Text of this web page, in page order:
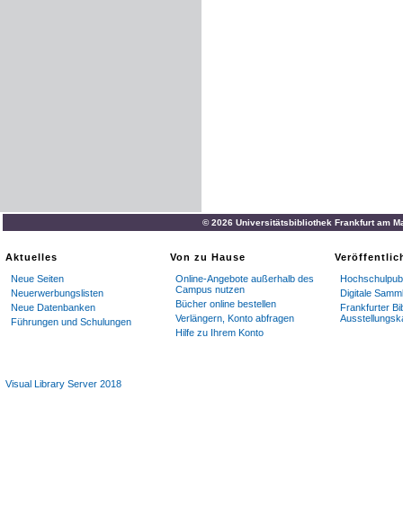
© 2026 Universitätsbibliothek Frankfurt am
Aktuelles
Neue Seiten
Neuerwerbungslisten
Neue Datenbanken
Führungen und Schulungen
Von zu Hause
Online-Angebote außerhalb des
Campus nutzen
Bücher online bestellen
Verlängern, Konto abfragen
Hilfe zu Ihrem Konto
Digitale
Frankfurter
Visual Library Server 2018